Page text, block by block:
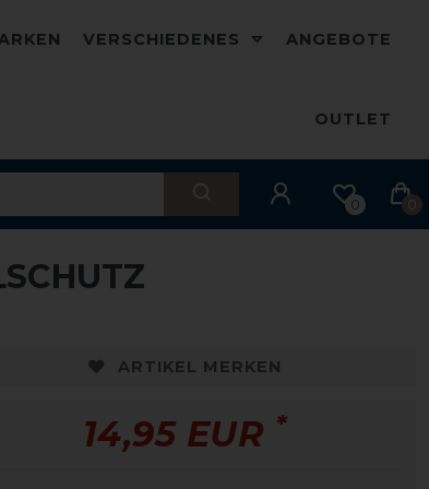
VERSCHIEDENES ANGEBOTE
OUTLET
0 0
ARTIKEL MERKEN
14,95 EUR *